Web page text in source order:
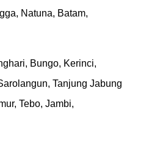
Natuna, Batam,
Bungo, Kerinci,
Tanjung Jabung
Tebo, Jambi,